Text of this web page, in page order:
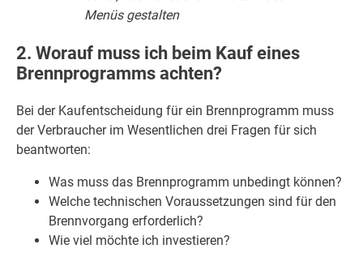
Menüs gestalten
2. Worauf muss ich beim Kauf eines
Brennprogramms achten?
Bei der Kaufentscheidung für ein Brennprogramm muss
der Verbraucher im Wesentlichen drei Fragen für sich
beantworten:
Was muss das Brennprogramm unbedingt können?
Welche technischen Voraussetzungen sind für den
Brennvorgang erforderlich?
Wie viel möchte ich investieren?